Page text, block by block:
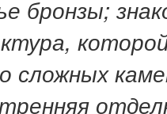
бронзы;
сложных